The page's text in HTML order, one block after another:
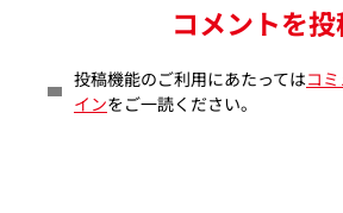
コメントを投
投稿機能のご利用にあたってはコ
インをご一読ください。